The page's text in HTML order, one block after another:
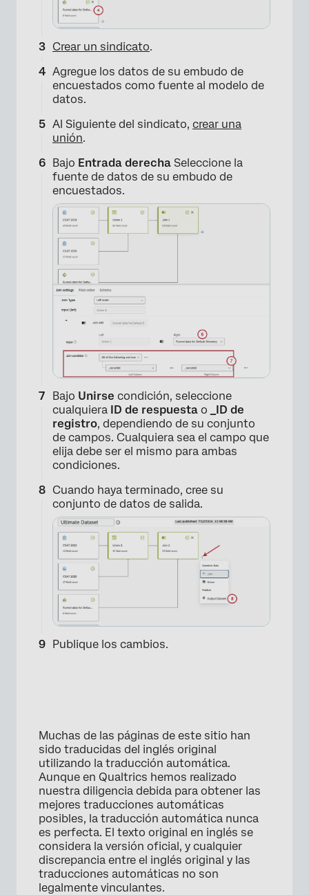
×
Crear un sindicato.
Agregue los datos de su embudo de
encuestados como fuente al modelo de
datos.
Al Siguiente del sindicato, crear una
unión.
Bajo Entrada derecha Seleccione la
fuente de datos de su embudo de
encuestados.
×
Bajo Unirse condición, seleccione
cualquiera ID de respuesta o
_ID de
registro, dependiendo de su conjunto
de campos. Cualquiera sea el campo que
elija debe ser el mismo para ambas
condiciones.
Cuando haya terminado, cree su
conjunto de datos de salida.
Publique los cambios.
Muchas de las páginas de este sitio han
sido traducidas del inglés original
utilizando la traducción automática.
Aunque en Qualtrics hemos realizado
nuestra diligencia debida para obtener las
mejores traducciones automáticas
posibles, la traducción automática nunca
es perfecta. El texto original en inglés se
considera la versión oficial, y cualquier
discrepancia entre el inglés original y las
traducciones automáticas no son
legalmente vinculantes.